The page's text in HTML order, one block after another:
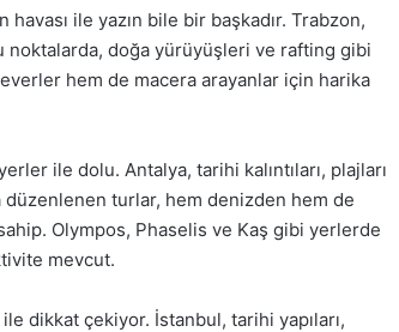
ile yazın bile bir başkadır. Trabzon,
doğa yürüyüşleri ve rafting gibi
hem de macera arayanlar için harika
ile dolu. Antalya, tarihi kalıntıları, plajları
turlar, hem denizden hem de
Olympos, Phaselis ve Kaş gibi yerlerde
mevcut.
dikkat çekiyor. İstanbul, tarihi yapıları,